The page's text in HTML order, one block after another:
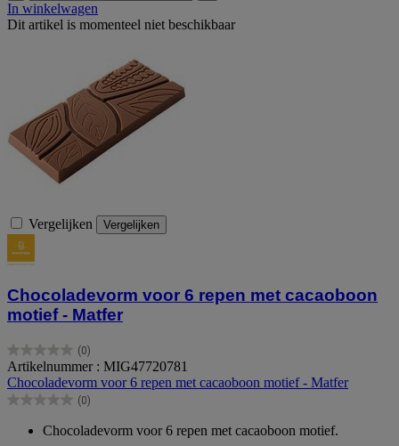
In winkelwagen
Dit artikel is momenteel niet beschikbaar
Vergelijken Vergelijken
Chocoladevorm voor 6 repen met cacaoboon
motief - Matfer
(0)
0.0
van
de
5
Artikelnummer : MIG47720781
Chocoladevorm voor 6 repen met cacaoboon motief - Matfer
(0)
0.0
Chocoladevorm voor 6 repen met cacaoboon motief.